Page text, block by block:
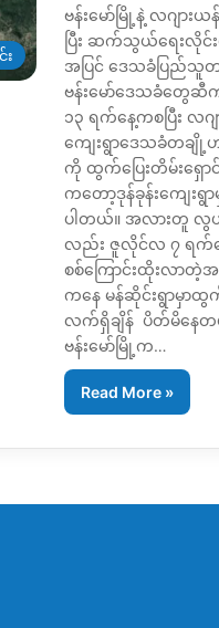
ဗန်းမော်မြို့နဲ့ လဂျားယ
ပြီး ဆက်သွယ်ရေးလိုင်း
အပြင် ဒေသခံပြည်
ဗန်းမော်ဒေသခံတွေ
၁၃ ရက်နေ့ကစပြီး လဂ
ကျေးရွာဒေသခံတချို့
ကို ထွက်ပြေးတိမ်းရှောင်
ကတော့ဒုန်ခုန်းကျေး
ပါတယ်။ အလားတူ
လည်း ဇူလိုင်လ ၇ ရက်
စစ်ကြောင်းထိုးလ
ကနေ မန်ဆိုင်းရွာမှာထွ
လက်ရှိချိန် ပိတ်မိနေ
ဗန်းမော်မြို့က…
Read More »